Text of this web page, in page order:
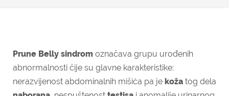
Prune Belly sindrom označava grupu urođenih
abnormalnosti čije su glavne karakteristike:
nerazvijenost abdominalnih mišića pa je koža tog dela